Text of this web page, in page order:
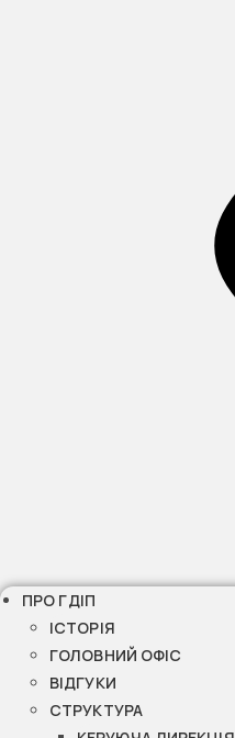
ПРО ГДІП
ІСТОРІЯ
ГОЛОВНИЙ ОФІС
ВІДГУКИ
СТРУКТУРА